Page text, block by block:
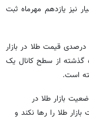
پایین‌ترین نرخ ۳ ماه گذشته هر گرم طلای ۱۸عیار نیز یازدهم مهرماه ثبت
از نگاه تحلیلگران، مهم‌ترین عامل گرانی طلا، به رشد ۶ درصدی قیمت طلا در بازار
گذشته از سطح کانال یک
بازار طلا در
طلا را رها نکند و